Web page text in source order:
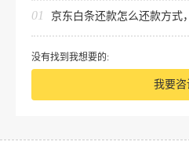
01 京东白条还款怎么还款方式
没有找到我想要的:
我要咨